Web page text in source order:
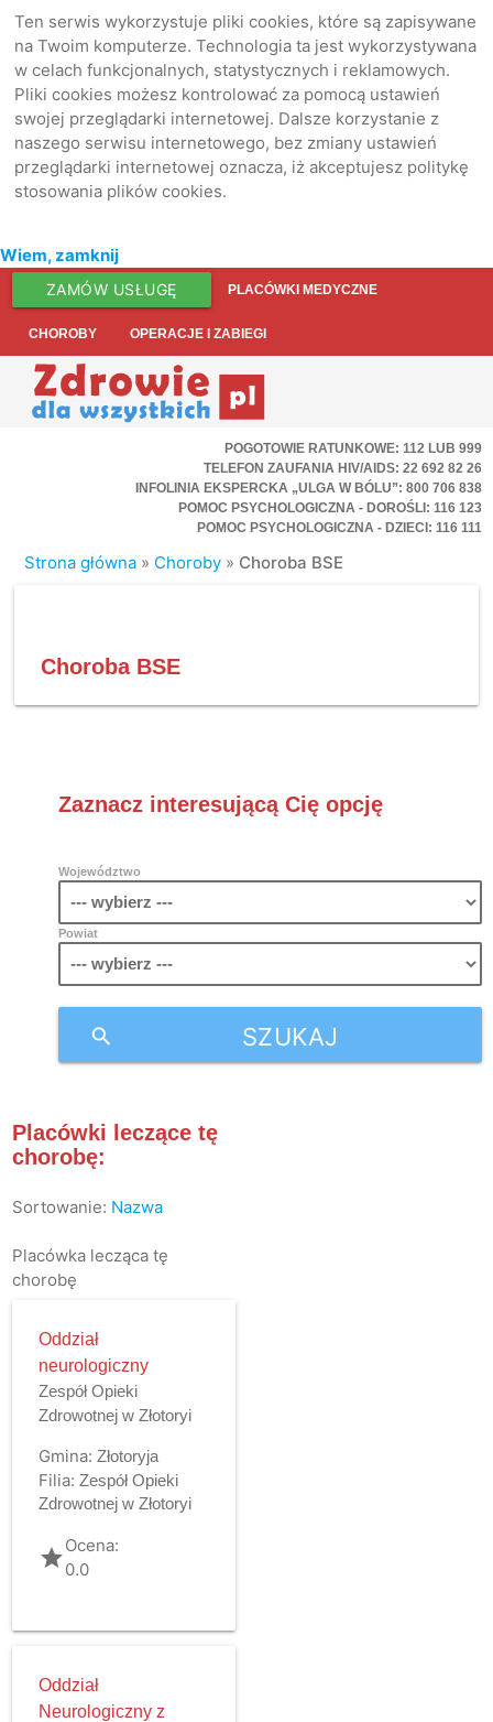
Ten serwis wykorzystuje pliki cookies, które są zapisywane
na Twoim komputerze. Technologia ta jest wykorzystywana
w celach funkcjonalnych, statystycznych i reklamowych.
Pliki cookies możesz kontrolować za pomocą ustawień
swojej przeglądarki internetowej. Dalsze korzystanie z
naszego serwisu internetowego, bez zmiany ustawień
przeglądarki internetowej oznacza, iż akceptujesz politykę
stosowania plików cookies.
Wiem, zamknij
ZAMÓW USŁUGĘ PLACÓWKI MEDYCZNE
CHOROBY OPERACJE I ZABIEGI
POGOTOWIE RATUNKOWE: 112 LUB 999
TELEFON ZAUFANIA HIV/AIDS: 22 692 82 26
INFOLINIA EKSPERCKA „ULGA W BÓLU”: 800 706 838
POMOC PSYCHOLOGICZNA - DOROŚLI: 116 123
POMOC PSYCHOLOGICZNA - DZIECI: 116 111
Strona główna » Choroby » Choroba BSE
Choroba BSE
Zaznacz interesującą Cię opcję
Województwo
Powiat
SZUKAJ
search
Placówki leczące tę
chorobę:
Sortowanie: Nazwa
Placówka lecząca tę
chorobę
Oddział
neurologiczny
Zespół Opieki
Zdrowotnej w Złotoryi
Gmina: Złotoryja
Filia: Zespół Opieki
Zdrowotnej w Złotoryi
gradeOcena:
0.0
Oddział
Neurologiczny z